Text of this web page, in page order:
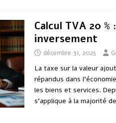
Calcul TVA 20
inversement
décembre 31, 2025
La taxe sur la valeur
répandus dans
les biens et services.
s’applique à la majorité